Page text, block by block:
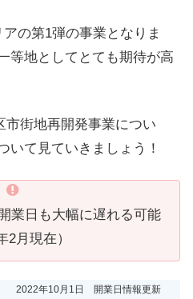
の第1弾の事業となりま
等地としてとても期待が高
市街地再開発事業につい
いて見ていきましょう！
業日も大幅に遅れる可能
月現在）
2022年10月1日 開業日情報更新